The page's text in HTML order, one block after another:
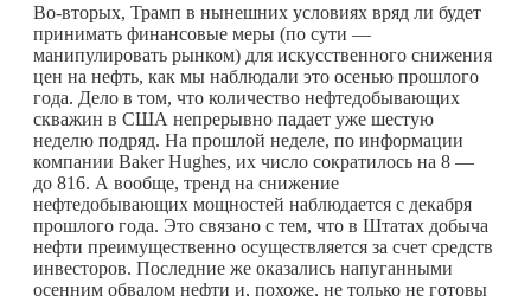
Во-вторых, Трамп в нынешних условиях вряд ли будет
принимать финансовые меры (по сути —
манипулировать рынком) для искусственного снижения
цен на нефть, как мы наблюдали это осенью прошлого
года. Дело в том, что количество нефтедобывающих
скважин в США непрерывно падает уже шестую
неделю подряд. На прошлой неделе, по информации
компании Baker Hughes, их число сократилось на 8 —
до 816. А вообще, тренд на снижение
нефтедобывающих мощностей наблюдается с декабря
прошлого года. Это связано с тем, что в Штатах добыча
нефти преимущественно осуществляется за счет средств
инвесторов. Последние же оказались напуганными
осенним обвалом нефти и, похоже, не только не готовы